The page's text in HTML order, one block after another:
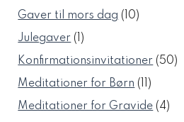
varer
Gaver til mors dag 1010
Julegaver 11
vare
Konfirmationsinvitationer 5050
Meditationer for Børn 1111
varer
Meditationer for Gravide 44